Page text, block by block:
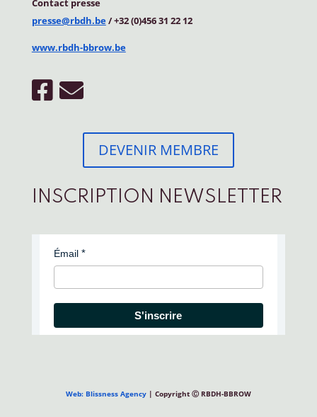
Contact presse
presse@rbdh.be/ +32 (0)456 31 22 12
www.rbdh-bbrow.be
DEVENIR MEMBRE
INSCRIPTION NEWSLETTER
Émail
S'inscrire
Web: Blissness Agency| Copyright Ⓒ RBDH-BBROW